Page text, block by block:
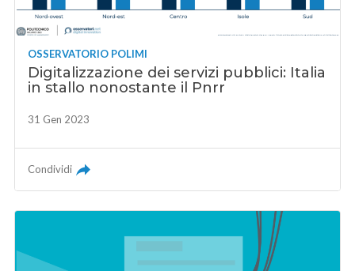
OSSERVATORIO POLIMI
Digitalizzazione dei servizi pubblici: Italia
in stallo nonostante il Pnrr
31 Gen 2023
Condividi